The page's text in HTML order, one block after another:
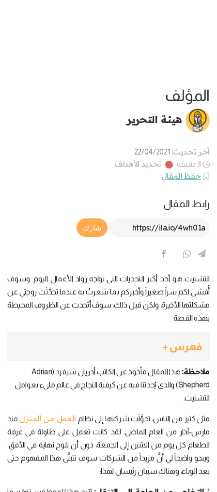
المؤلف
هيئة التحرير
آخر تحديث: 22/04/2021
3 دقيقة
تحديد الأهداف
حفظ المقال
رابط المقال
Article Link
شارك
التشتيت هو أحد أكبر التحديات التي تواجه رواد الأعمال اليوم. وسوف
أُفشي لكم سراً صغيراً وأخبركم بما شعرتُ به عندما تحدَّثَت زوجتي عن
مشكلتها الأخيرة، ولكن قبل ذلك، سوف أتحدث عن الظروف المحيطة
بهذه القصة.
فهرس +
ملاحظة:
هذا المقال مأخوذ عن الكاتب أدريان شيفرد (Adrian
Shepherd) والذي يُحدثنا فيه عن كيفية النجاح في عالم مليء بعوامل
التشتيت.
مثل كثير من الناس، تحوَّلَت شركتها إلى نظام العمل من المنزل منذ
مارس-آذار من العام الماضي. لقد كانت تعمل على طاولة في غرفة
الطعام كل يوم من الاثنين إلى الجمعة، دون أن تلوح نهاية في الأفق.
ويبدو واضحاً لي أنَّ مزيداً من الشركات سوف تتبنَّى هذا المفهوم حتى
بعد الوباء، وهناك سببان رئيسان لهذا: